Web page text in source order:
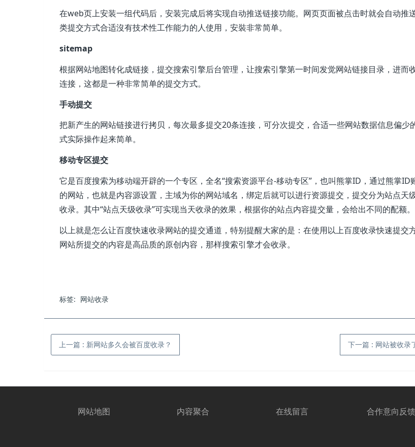
在web页上安装一组代码后，安装完成后将实现自动推送链接功能。网页页面被点击时就会自动推
类提交方式合适沒有技术性工作能力的人使用，安裝非常简单。
sitemap
根据网站地图转化成链接，提交搜索引擎后台管理，让搜索引擎第一时间发觉网站链接目录，进而
连接，这都是一种非常简单的提交方式。
手动提交
把新产生的网站链接进行拷贝，每次最多提交20条连接，可分次提交，合适一些网站数据信息偏少
式实际操作起来简单。
移动专区提交
它是百度搜索为移动端开辟的一个专区，全名“搜索资源平台-移动专区”，也叫熊掌ID，通过熊掌ID
的网站，也就是内容源设置，主域为你的网站域名，绑定后就可以进行资源提交，提交分为站点天
收录。其中“站点天级收录”可实现当天收录的效果，根据你的站点内容提交量，会给出不同的配额。
以上就是怎么让百度快速收录网站的提交通道，特别提醒大家的是：在使用以上百度收录快速提交
网站所提交的内容是高品质的原创内容，那样搜索引擎才会收录。
标签: 网站收录
上一篇 : 新网站多久会被百度收录？ 下一篇 : 网站被收录
网站地图 内容聚合 在线留言 合作意向反馈